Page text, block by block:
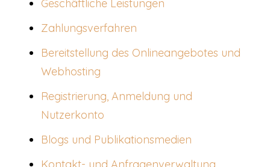
Geschäftliche Leistungen
Zahlungsverfahren
Bereitstellung des Onlineangebotes und
Webhosting
Registrierung, Anmeldung und
Nutzerkonto
Blogs und Publikationsmedien